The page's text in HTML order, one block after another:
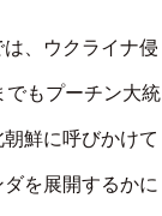
、ウクライナ侵
でもプーチン大統
鮮に呼びかけて
を展開するかに